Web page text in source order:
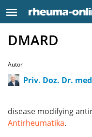
DMARD
Autor
Priv. Doz. Dr.
disease modifying
Antirheumatika.